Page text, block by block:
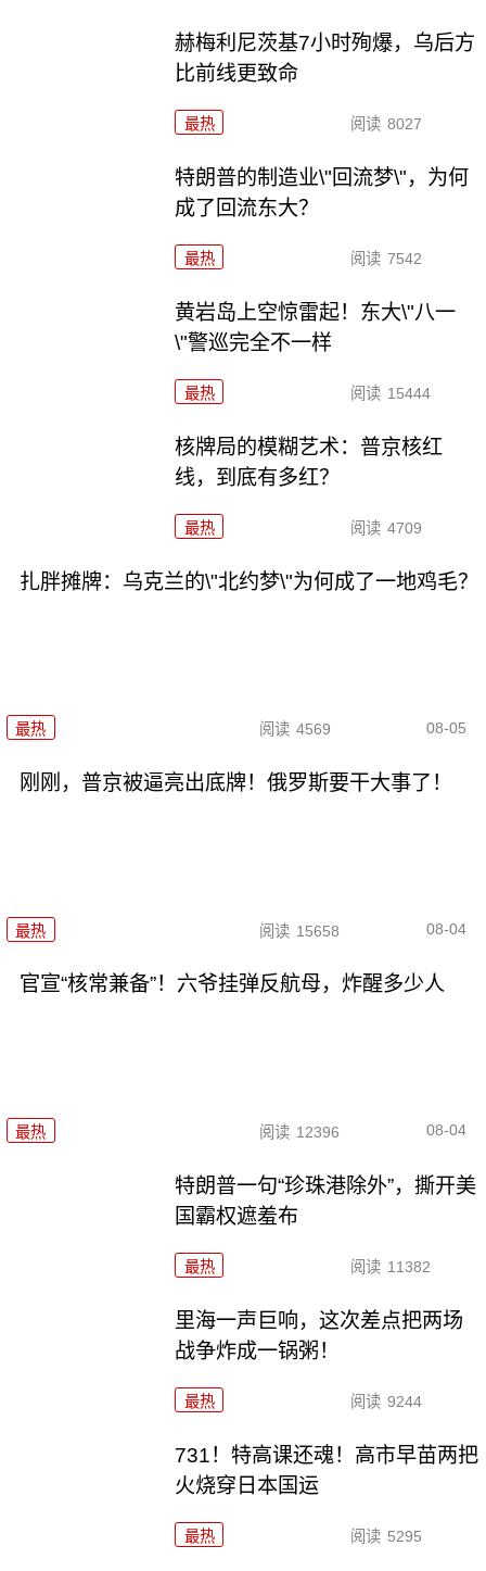
赫梅利尼茨基7小时殉爆，乌后方
比前线更致命
最热 阅读 8027
特朗普的制造业\"回流梦\"，为何
成了回流东大？
最热 阅读 7542
黄岩岛上空惊雷起！东大\"八一
\"警巡完全不一样
最热 阅读 15444
核牌局的模糊艺术：普京核红
线，到底有多红？
最热 阅读 4709
扎胖摊牌：乌克兰的\"北约梦\"为何成了一地鸡毛？
最热 阅读 4569 08-05
刚刚，普京被逼亮出底牌！俄罗斯要干大事了！
最热 阅读 15658 08-04
官宣“核常兼备”！六爷挂弹反航母，炸醒多少人
最热 阅读 12396 08-04
特朗普一句“珍珠港除外”，撕开美
国霸权遮羞布
最热 阅读 11382
里海一声巨响，这次差点把两场
战争炸成一锅粥！
最热 阅读 9244
731！特高课还魂！高市早苗两把
火烧穿日本国运
最热 阅读 5295